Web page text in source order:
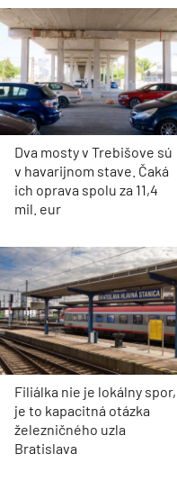
Dva mosty v Trebišove sú
v havarijnom stave. Čaká
ich oprava spolu za 11,4
mil. eur
Filiálka nie je lokálny spor,
je to kapacitná otázka
železničného uzla
Bratislava